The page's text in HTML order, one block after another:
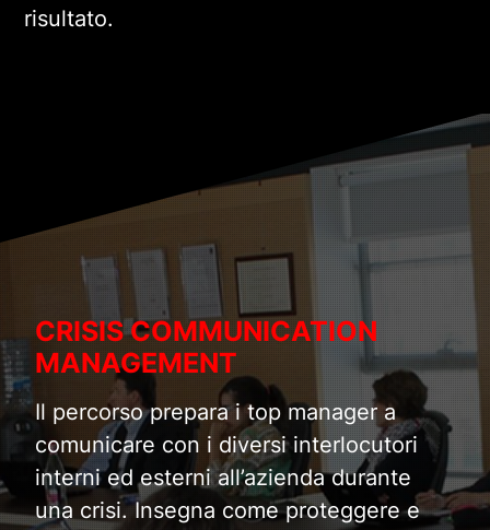
risultato.
CRISIS COMMUNICATION
MANAGEMENT
Il percorso prepara i top manager a
comunicare con i diversi interlocutori
interni ed esterni all’azienda durante
una crisi. Insegna come proteggere e